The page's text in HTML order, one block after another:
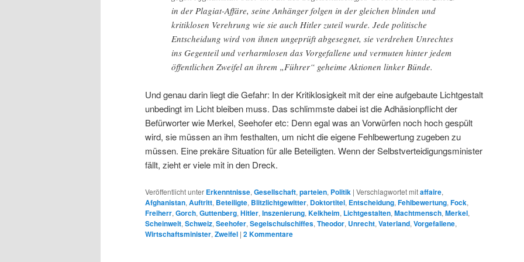
in der Plagiat-Affäre, seine Anhänger folgen in der gleichen blinden und
kritiklosen Verehrung wie sie auch Hitler zuteil wurde. Jede politische
Entscheidung wird von ihnen ungeprüft abgesegnet, sie verdrehen Unrechtes
ins Gegenteil und verharmlosen das Vorgefallene und vermuten hinter jedem
öffentlichen Zweifel an ihrem „Führer“ geheime Aktionen linker Bünde.
Und genau darin liegt die Gefahr: In der Kritiklosigkeit mit der eine aufgebaute Lichtgestalt
unbedingt im Licht bleiben muss. Das schlimmste dabei ist die Adhäsionpflicht der
Befürworter wie Merkel, Seehofer etc: Denn egal was an Vorwürfen noch hoch gespült
wird, sie müssen an ihm festhalten, um nicht die eigene Fehlbewertung zugeben zu
müssen. Eine prekäre Situation für alle Beteiligten. Wenn der Selbstverteidigungsminister
fällt, zieht er viele mit in den Dreck.
Veröffentlicht unter Erkenntnisse, Gesellschaft, parteien, Politik | Verschlagwortet mitaffaire,
Afghanistan, Auftritt, Beteiligte, Blitzlichtgewitter, Doktortitel, Entscheidung, Fehlbewertung, Fock,
Freiherr, Gorch, Guttenberg, Hitler, Inszenierung, Kelkheim, Lichtgestalten, Machtmensch, Merkel,
Scheinwelt, Schweiz, Seehofer, Segelschulschiffes, Theodor, Unrecht, Vaterland, Vorgefallene,
Wirtschaftsminister, Zweifel | 2Kommentare